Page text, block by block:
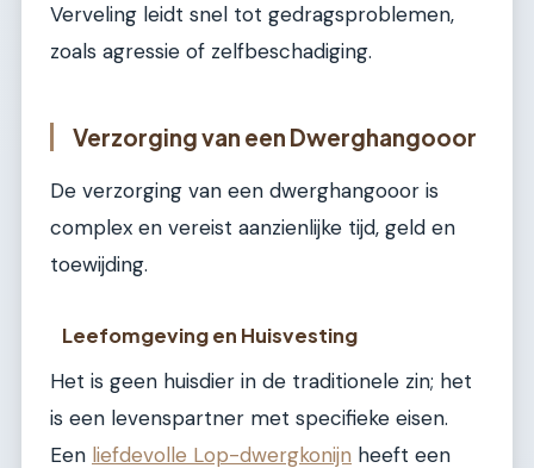
Verveling leidt snel tot gedragsproblemen,
zoals agressie of zelfbeschadiging.
Verzorging van een Dwerghangooor
De verzorging van een dwerghangooor is
complex en vereist aanzienlijke tijd, geld en
toewijding.
Leefomgeving en Huisvesting
Het is geen huisdier in de traditionele zin; het
is een levenspartner met specifieke eisen.
Een liefdevolle Lop-dwergkonijn heeft een